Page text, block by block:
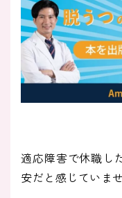
適応障害で休職し
安だと感じていま